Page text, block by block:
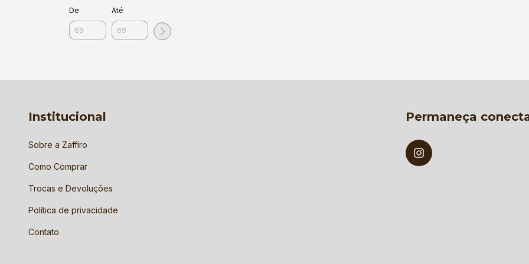
De Até
Institucional
Sobre a Zaffiro
Como Comprar
Trocas e Devoluções
Política de privacidade
Contato
Permaneça